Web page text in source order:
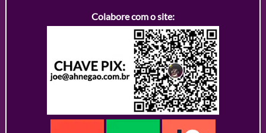
Colabore com o site: